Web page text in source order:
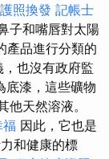
護照換發 記帳士
子和嘴唇對太陽
產品進行分類的
也沒有政府監
底漆，這些礦物
天然溶液。
福 因此，它也是
和健康的標